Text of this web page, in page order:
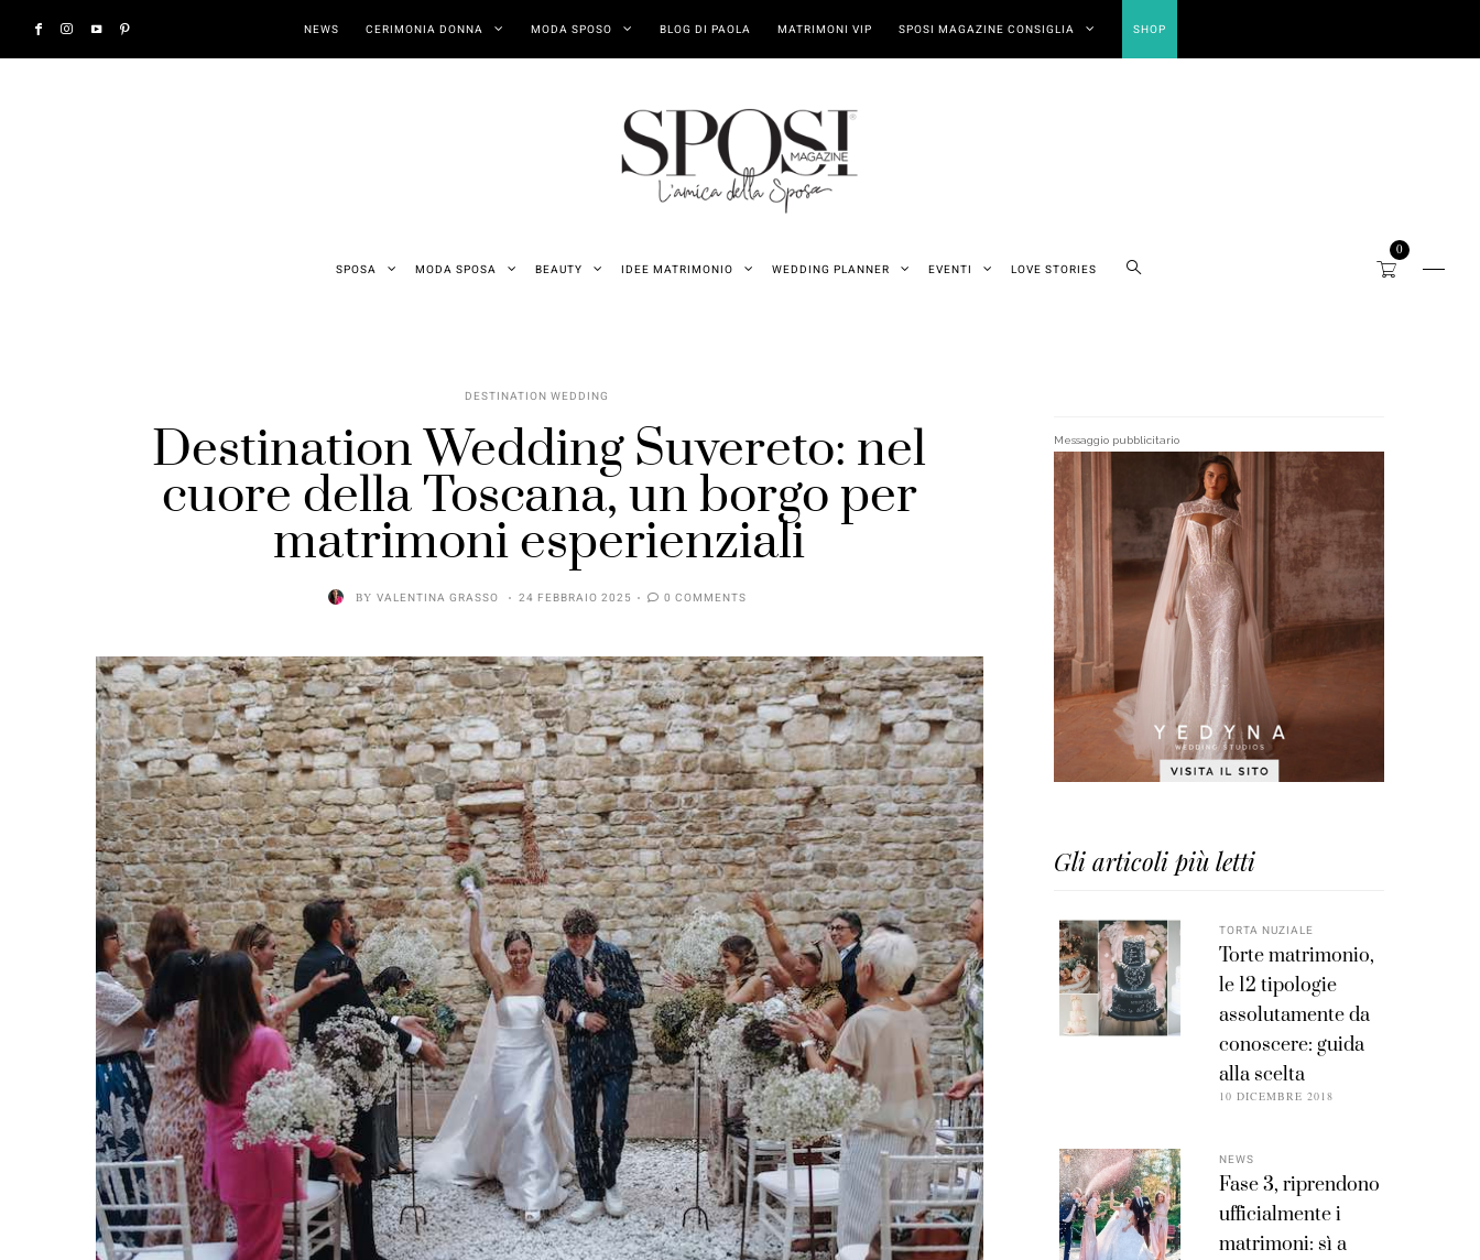
NEWS CERIMONIA DONNA MODA SPOSO BLOG DI PAOLA MATRIMONI VIP SPOSI MAGAZINE CONSIGLIA SHOP
SPOSA MODA SPOSA BEAUTY IDEE MATRIMONIO WEDDING PLANNER EVENTI LOVE STORIES
0
DESTINATION WEDDING
Destination Wedding Suvereto: nel
cuore della Toscana, un borgo per
matrimoni esperienziali
BY VALENTINA GRASSO 24 FEBBRAIO 2025 0 COMMENTS
Messaggio pubblicitario
Gli articoli più letti
TORTA NUZIALE
Torte matrimonio,
le 12 tipologie
assolutamente da
conoscere: guida
alla scelta
10 DICEMBRE 2018
NEWS
Fase 3, riprendono
ufficialmente i
matrimoni: sì a